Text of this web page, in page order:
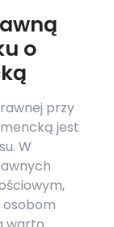
o
przy
jest
W